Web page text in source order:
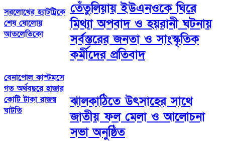
সরলোথের হ্যাটট্রিকে
শেষ ষোলোয়
আতলেতিকো
বেনাপোল কাস্টমসে
গত অর্থবছরে হাজার
কোটি টাকা রাজস্ব
ঘাটতি
তেঁতুলিয়ায় ইউএনওকে ঘিরে
মিথ্যা অপবাদ ও হয়রানী ঘটনায়
সর্বস্তরের জনতা ও সাংস্কৃতিক
কর্মীদের প্রতিবাদ
ঝালকাঠিতে উৎসাহের সাথে
জাতীয় ফল মেলা ও আলোচনা
সভা অনুষ্ঠিত